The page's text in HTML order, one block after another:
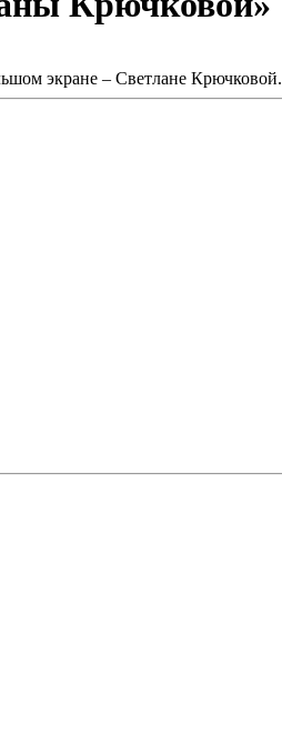
экране – Светлане Крючковой.